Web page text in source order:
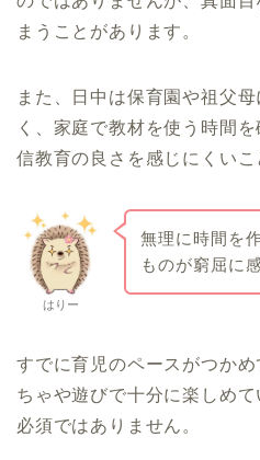
まうことがあります。
また、日中は保育園や祖父
く、家庭で教材を使う時間
信教育の良さを感じにくいこ
はりー
無理に時間を
ものが窮屈に
すでに育児のペースがつか
ちゃや遊びで十分に楽しめ
必須ではありません。